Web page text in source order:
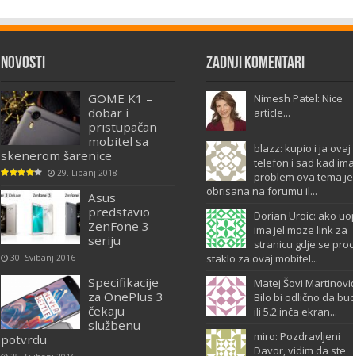
Novosti
GOME K1 –
dobar i
pristupačan
mobitel sa
skenerom šarenice
29. Lipanj 2018
Asus
predstavio
ZenFone 3
seriju
30. Svibanj 2016
Specifikacije
za OnePlus 3
čekaju
službenu
potvrdu
Zadnji komentari
Nimesh Patel: Nice
article...
blazz: kupio i ja ovaj
telefon i sad kad
problem ova tema je
obrisana na forumu il...
Dorian Uroic: ako
ima jel moze link za
stranicu gdje se
staklo za ovaj mobitel...
Matej Šovi
Bilo bi odlično da
ili 5.2 inča ekran...
miro: Pozdravljeni
Davor, vidim da ste